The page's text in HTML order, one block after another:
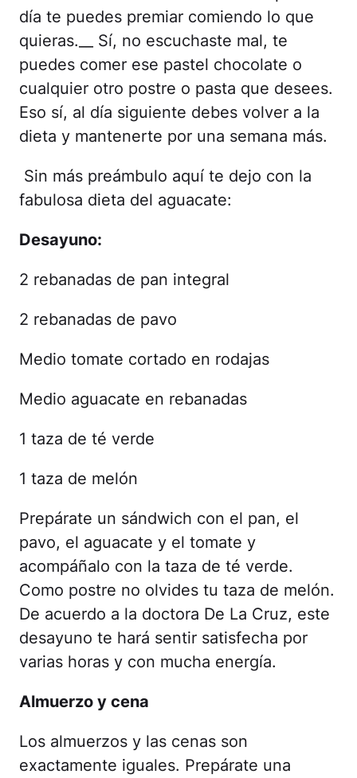
día te puedes premiar comiendo lo que
quieras.__ Sí, no escuchaste mal, te
puedes comer ese pastel chocolate o
cualquier otro postre o pasta que desees.
Eso sí, al día siguiente debes volver a la
dieta y mantenerte por una semana más.
Sin más preámbulo aquí te dejo con la
fabulosa dieta del aguacate:
Desayuno:
2 rebanadas de pan integral
2 rebanadas de pavo
Medio tomate cortado en rodajas
Medio aguacate en rebanadas
1 taza de té verde
1 taza de melón
Prepárate un sándwich con el pan, el
pavo, el aguacate y el tomate y
acompáñalo con la taza de té verde.
Como postre no olvides tu taza de melón.
De acuerdo a la doctora De La Cruz, este
desayuno te hará sentir satisfecha por
varias horas y con mucha energía.
Almuerzo y cena
Los almuerzos y las cenas son
exactamente iguales. Prepárate una